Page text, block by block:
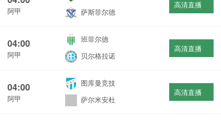
阿甲
萨斯菲尔德
高清直播
04:00
阿甲
班菲尔德
贝尔格拉诺
高清直播
04:00
阿甲
图库曼竞技
萨尔米安杜
高清直播